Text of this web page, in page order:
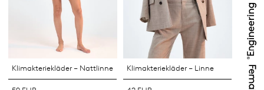
Klimakteriekläder – Nattlinne Klimakteriekläder – Linne